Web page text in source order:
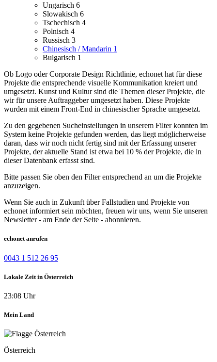
Ungarisch 6
Slowakisch 6
Tschechisch 4
Polnisch 4
Russisch 3
Chinesisch / Mandarin 1
Bulgarisch 1
Ob Logo oder Corporate Design Richtlinie, echonet hat für diese
Projekte die entsprechende visuelle Kommunikation kreiert und
umgesetzt. Kunst und Kultur sind die Themen dieser Projekte, die
wir für unsere Auftraggeber umgesetzt haben. Diese Projekte
wurden mit einem Front-End in chinesischer Sprache umgesetzt.
Zu den gegebenen Sucheinstellungen in unserem Filter konnten im
System keine Projekte gefunden werden, das liegt möglicherweise
daran, dass wir noch nicht fertig sind mit der Erfassung unserer
Projekte, der aktuelle Stand ist etwa bei 10 % der Projekte, die in
dieser Datenbank erfasst sind.
Bitte passen Sie oben den Filter entsprechend an um die Projekte
anzuzeigen.
Wenn Sie auch in Zukunft über Fallstudien und Projekte von
echonet informiert sein möchten, freuen wir uns, wenn Sie unseren
Newsletter - am Ende der Seite - abonnieren.
echonet anrufen
0043 1 512 26 95
Lokale Zeit in Österreich
23:08 Uhr
Mein Land
Österreich